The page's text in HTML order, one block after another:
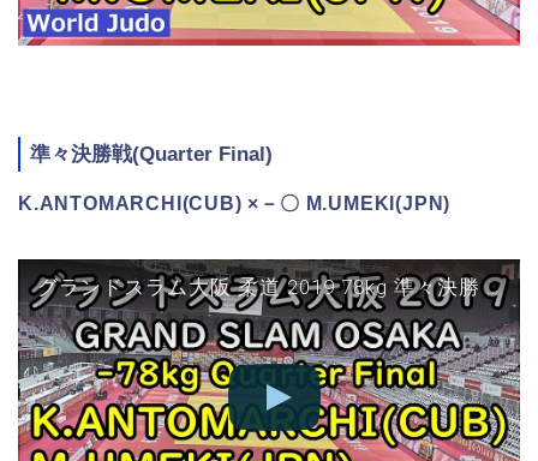
準々決勝戦(Quarter Final)
K.ANTOMARCHI(CUB) ×－〇 M.UMEKI(JPN)
グランドスラム大阪 柔道 2019 78kg 準々決勝 K.ANTOMARCHI vs M.UMEKI Judo